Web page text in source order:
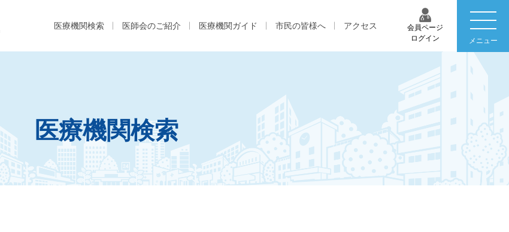
医療機関検索 医師会のご紹介 医療機関ガイド 市民の皆様へ アクセス
会員ページ
ログイン
医療機関検索